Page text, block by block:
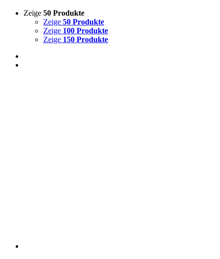
Zeige 50 Produkte
Zeige 50 Produkte
Zeige 100 Produkte
Zeige 150 Produkte